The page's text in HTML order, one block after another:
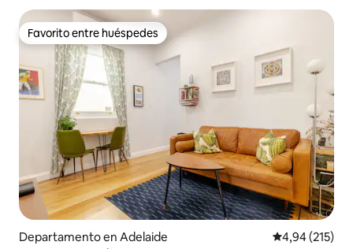
Favorito entre huéspedes
Favorito entre huéspedes
Departamento en Adelaide Calificación
4,94 (215)